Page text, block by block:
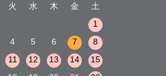
火 水 木 金
土
1
4 5 6 7
8
11 12 13 14
15